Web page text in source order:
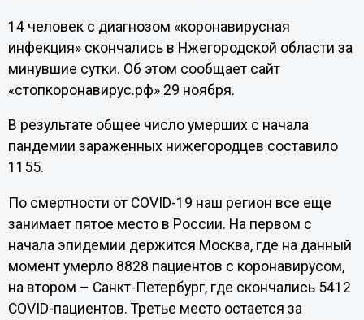
14 человек с диагнозом «коронавирусная
инфекция» скончались в Нжегородской области за
минувшие сутки. Об этом сообщает сайт
«стопкоронавирус.рф» 29 ноября.
В результате общее число умерших с начала
пандемии зараженных нижегородцев составило
1155.
По смертности от COVID-19 наш регион все еще
занимает пятое место в России. На первом с
начала эпидемии держится Москва, где на данный
момент умерло 8828 пациентов с коронавирусом,
на втором – Санкт-Петербург, где скончались 5412
COVID-пациентов. Третье место остается за